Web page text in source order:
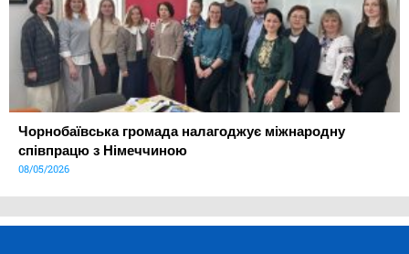
Чорнобаївська громада налагоджує міжнародну
співпрацю з Німеччиною
08/05/2026